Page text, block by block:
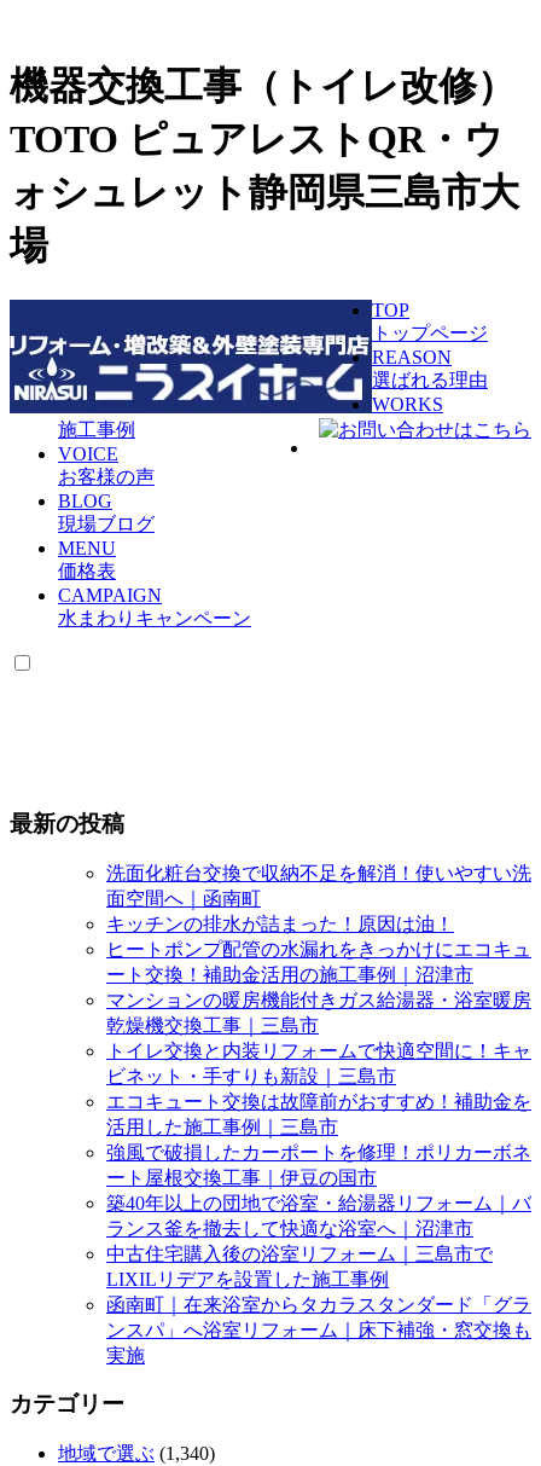
機器交換工事（トイレ改修）
TOTO ピュアレストQR・ウ
ォシュレット静岡県三島市大
場
TOP
トップページ
REASON
選ばれる理由
WORKS
施工事例
VOICE
お客様の声
BLOG
現場ブログ
MENU
価格表
CAMPAIGN
水まわりキャンペーン
最新の投稿
洗面化粧台交換で収納不足を解消！使いやすい洗
面空間へ｜函南町
キッチンの排水が詰まった！原因は油！
ヒートポンプ配管の水漏れをきっかけにエコキュ
ート交換！補助金活用の施工事例｜沼津市
マンションの暖房機能付きガス給湯器・浴室暖房
乾燥機交換工事｜三島市
トイレ交換と内装リフォームで快適空間に！キャ
ビネット・手すりも新設｜三島市
エコキュート交換は故障前がおすすめ！補助金を
活用した施工事例｜三島市
強風で破損したカーポートを修理！ポリカーボネ
ート屋根交換工事｜伊豆の国市
築40年以上の団地で浴室・給湯器リフォーム｜バ
ランス釜を撤去して快適な浴室へ｜沼津市
中古住宅購入後の浴室リフォーム｜三島市で
LIXILリデアを設置した施工事例
函南町｜在来浴室からタカラスタンダード「グラ
ンスパ」へ浴室リフォーム｜床下補強・窓交換も
実施
カテゴリー
地域で選ぶ (1,340)